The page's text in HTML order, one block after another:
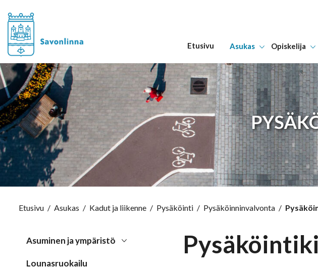
Etusivu Asukas Opiskelija
Etusivu / Asukas / Kadut ja liikenne / Pysäköinti / Pysäköinninvalvonta /
Asuminen ja ympäristö
Lounasruokailu